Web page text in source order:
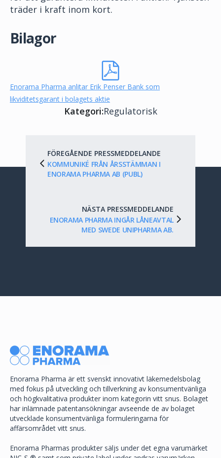
träder i kraft inom kort.
Bilagor
Enorama Pharma anlitar Erik Penser Bank som
likviditetsgarant i bolagets aktie
Kategori:Regulatorisk
FÖREGÅENDE PRESSMEDDELANDE
KOMMUNIKÉ FRÅN ÅRSSTÄMMAN I
ENORAMA PHARMA AB (PUBL)
NÄSTA PRESSMEDDELANDE
ENORAMA PHARMA INGÅR LÅNEAVTAL
MED SWEDE UNIPHARMA AB.
Enorama Pharma är ett svenskt innovativt läkemedelsbolag
med fokus på utveckling och tillverkning av konsumentvänliga
och högkvalitativa produkter inom kategorin vitt snus. Bolaget
har inlämnade patentansökningar avseende de av bolaget
utvecklade konsumentvänliga formuleringarna för
affärsområdet vitt snus.
Enorama Pharmas produkter säljs under det egna varumärket